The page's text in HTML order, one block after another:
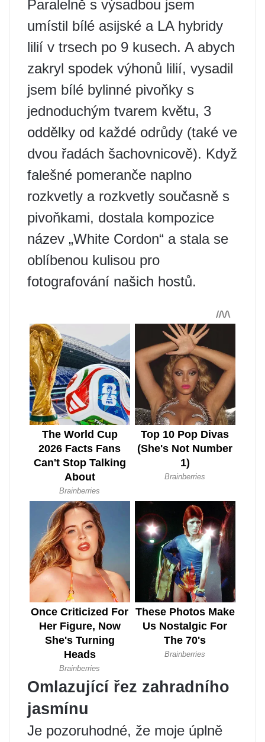
Paralelně s výsadbou jsem
umístil bílé asijské a LA hybridy
lilií v trsech po 9 kusech. A abych
zakryl spodek výhonů lilií, vysadil
jsem bílé bylinné pivoňky s
jednoduchým tvarem květu, 3
oddělky od každé odrůdy (také ve
dvou řadách šachovnicově). Když
falešné pomeranče naplno
rozkvetly a rozkvetly současně s
pivoňkami, dostala kompozice
název „White Cordon“ a stala se
oblíbenou kulisou pro
fotografování našich hostů.
Omlazující řez zahradního
jasmínu
Je pozoruhodné, že moje úplně